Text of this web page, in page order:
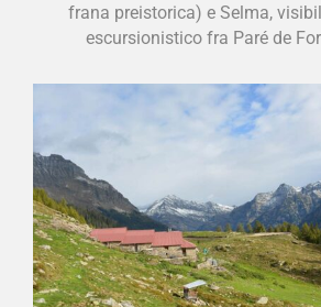
frana preistorica) e Selma,
escursionistico fra Paré de